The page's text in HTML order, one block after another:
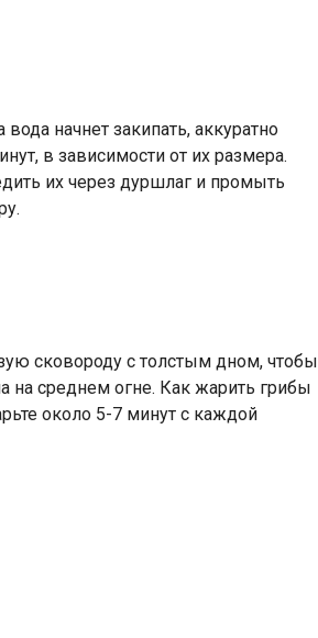
начнет закипать, аккуратно
в зависимости от их размера.
их через дуршлаг и промыть
сковороду с толстым дном, чтобы
на среднем огне. Как жарить грибы
около 5-7 минут с каждой